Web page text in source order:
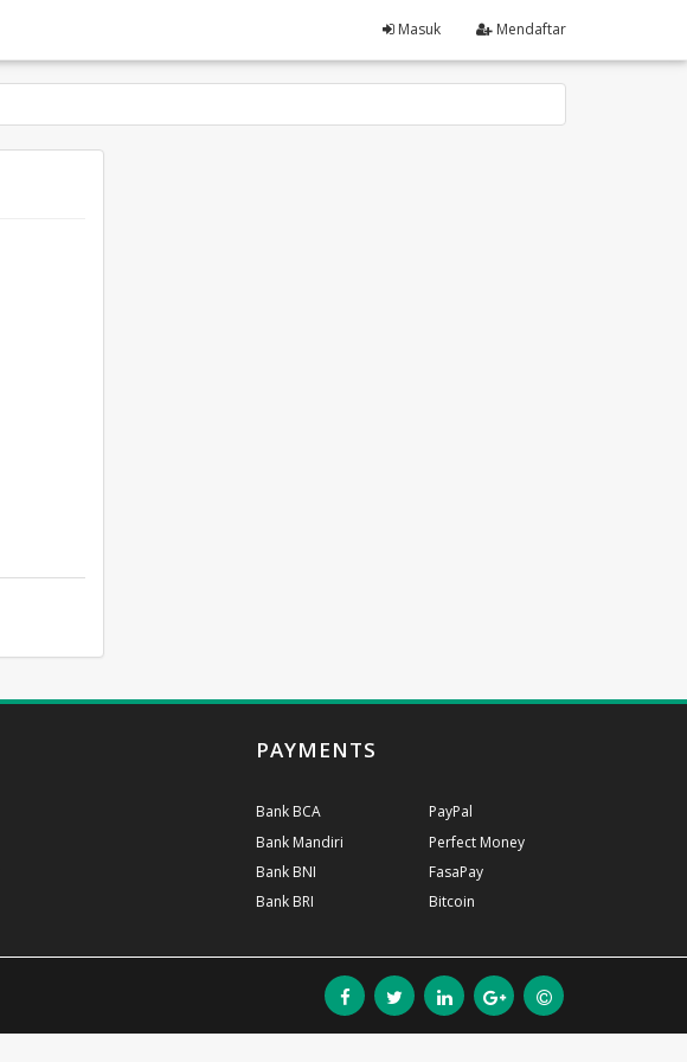
Masuk Mendaftar
PAYMENTS
Bank BCA
Bank Mandiri
Bank BNI
Bank BRI
PayPal
Perfect Money
FasaPay
Bitcoin